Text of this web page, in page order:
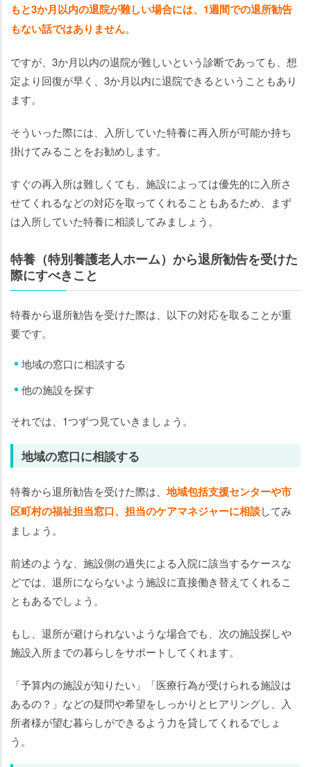
もと3か月以内の退院が難しい場合には、1週間での退所勧告
もない話ではありません。
ですが、3か月以内の退院が難しいという診断であっても、想
定より回復が早く、3か月以内に退院できるということもあり
ます。
そういった際には、入所していた特養に再入所が可能か持ち
掛けてみることをお勧めします。
すぐの再入所は難しくても、施設によっては優先的に入所さ
せてくれるなどの対応を取ってくれることもあるため、まず
は入所していた特養に相談してみましょう。
特養（特別養護老人ホーム）から退所勧告を受けた
際にすべきこと
特養から退所勧告を受けた際は、以下の対応を取ることが重
要です。
地域の窓口に相談する
他の施設を探す
それでは、1つずつ見ていきましょう。
地域の窓口に相談する
特養から退所勧告を受けた際は、地域包括支援センターや市
区町村の福祉担当窓口、担当のケアマネジャーに相談してみ
ましょう。
前述のような、施設側の過失による入院に該当するケースな
どでは、退所にならないよう施設に直接働き替えてくれるこ
ともあるでしょう。
もし、退所が避けられないような場合でも、次の施設探しや
施設入所までの暮らしをサポートしてくれます。
「予算内の施設が知りたい」「医療行為が受けられる施設は
あるの？」などの疑問や希望をしっかりとヒアリングし、入
所者様が望む暮らしができるよう力を貸してくれるでしょ
う。